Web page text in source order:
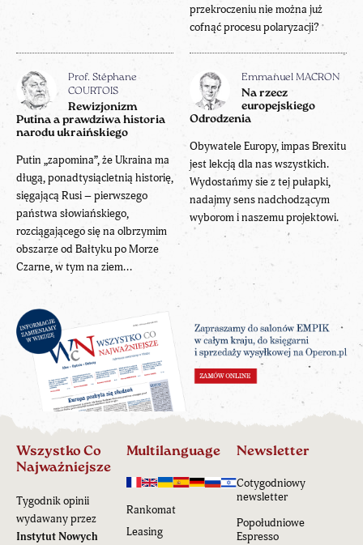
przekroczeniu nie można już
cofnąć procesu polaryzacji?
Prof. Stéphane
COURTOIS
Rewizjonizm
Putina a prawdziwa historia
narodu ukraińskiego
Putin „zapomina”, że Ukraina ma
długą, ponadtysiącletnią historię,
sięgającą Rusi – pierwszego
państwa słowiańskiego,
rozciągającego się na olbrzymim
obszarze od Bałtyku po Morze
Czarne, w tym na ziem...
Emmanuel MACRON
Na rzecz
europejskiego
Odrodzenia
Obywatele Europy, impas Brexitu
jest lekcją dla nas wszystkich.
Wydostańmy sie z tej pułapki,
nadajmy sens nadchodzącym
wyborom i naszemu projektowi.
Wszystko Co
Najważniejsze
Tygodnik opinii
wydawany przez
Instytut Nowych
Multilanguage
Rankomat
Leasing
Newsletter
Cotygodniowy
newsletter
Popołudniowe
Espresso